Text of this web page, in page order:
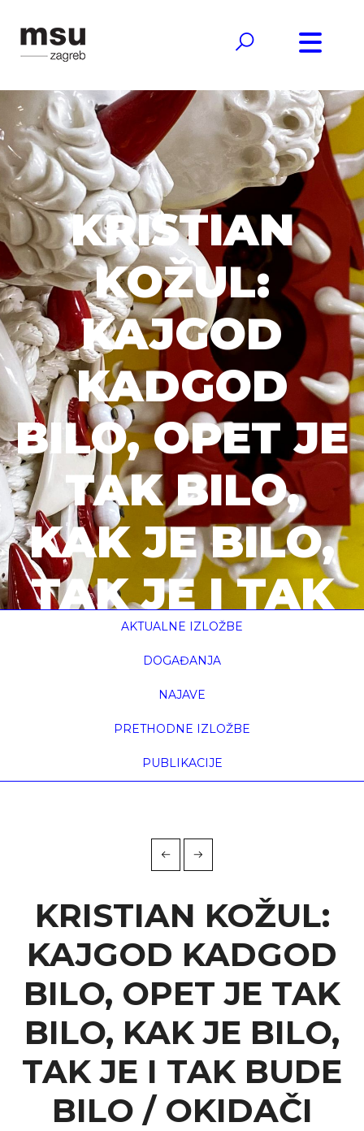
KRISTIAN
KOŽUL:
KAJGOD
KADGOD
BILO, OPET JE
TAK BILO,
KAK JE BILO,
TAK JE I TAK
BUDE BILO /
OKIDAČI
bilo, kak ...
AKTUALNE IZLOŽBE
DOGAĐANJA
NAJAVE
PRETHODNE IZLOŽBE
PUBLIKACIJE
KRISTIAN KOŽUL:
KAJGOD KADGOD
BILO, OPET JE TAK
BILO, KAK JE BILO,
TAK JE I TAK BUDE
BILO / OKIDAČI